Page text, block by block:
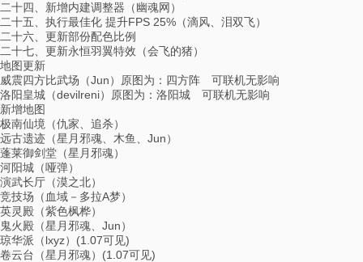
二十四、新增内建调整器（幽魂网）
二十五、执行最佳化 提升FPS 25%（滴风、泪双飞）
二十六、更新部份配色比例
二十七、更新永恒羽翼特效（会飞的猪）
地图更新
威震四方比武场（Jun）原图为：四方阵 可联机无影响
洛阳皇城（devilreni）原图为：洛阳城 可联机无影响
新增地图
极南仙境（仇家、追杀）
远古遗迹（星月邪魂、木鱼、Jun）
蓬莱御剑堂（星月邪魂）
河阳城（哑弹）
演武长厅（漠之北）
竞技场（血域－多拉A梦）
英灵殿（紫色枫桦）
鬼火殿（星月邪魂、Jun）
琼华派（lxyz）(1.07可见)
卷云台（星月邪魂）(1.07可见)